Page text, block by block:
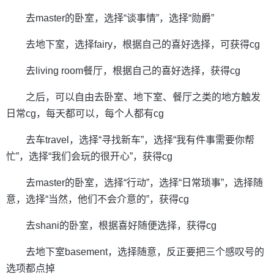
去master的卧室，选择“谈事情”，选择“勋爵”
去地下室，选择fairy，根据自己的喜好选择，可获得cg
去living room餐厅，根据自己的喜好选择，获得cg
之后，可以自由去卧室、地下室、餐厅之类的地方触发
日常cg，每天都可以，每个人都有cg
去车travel，选择“寻找新车”，选择“我有件事需要你帮
忙”，选择“我们会玩的很开心”，获得cg
去master的卧室，选择“行动”，选择“日常琐事”，选择随
意，选择“当然，他们不会介意的”，获得cg
去shani的卧室，根据喜好随便选择，获得cg
去地下室basement，选择随意，反正要把三个感叹号的
选项都点掉